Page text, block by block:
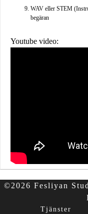
WAV eller STEM
begäran
Youtube video:
©2026 Fesliyan
Tjänster